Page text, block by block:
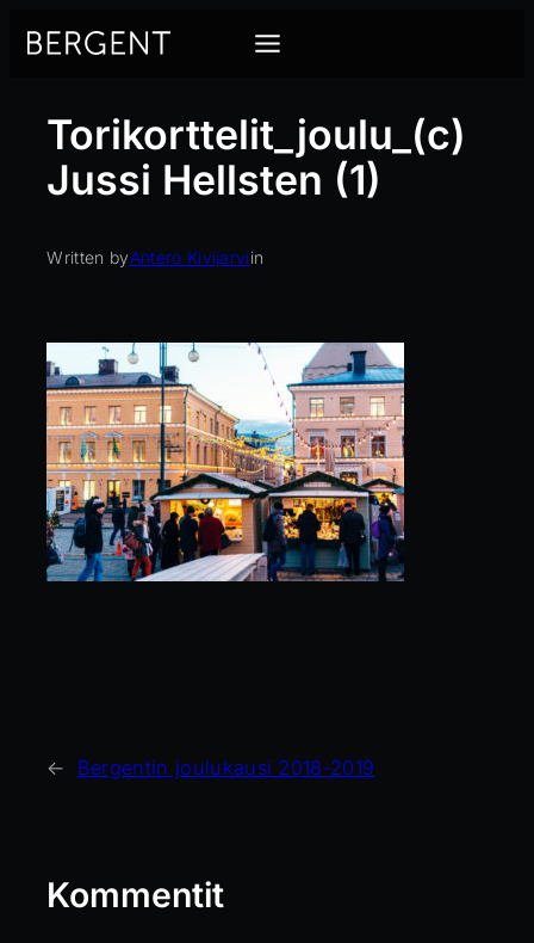
sisältöön
Torikorttelit_joulu_(c)
Jussi Hellsten (1)
Written byAntero Kivijarviin
← Bergentin joulukausi 2018-2019
Kommentit